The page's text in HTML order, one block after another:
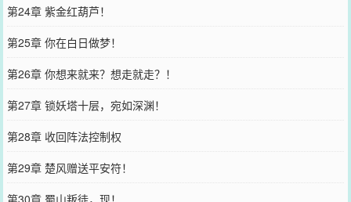
第24章 紫金红葫芦！
第25章 你在白日做梦！
第26章 你想来就来？想走就走？！
第27章 锁妖塔十层，宛如深渊！
第28章 收回阵法控制权
第29章 楚风赠送平安符！
第30章 蜀山叛徒，现！